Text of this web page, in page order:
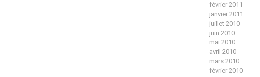
février 2011
janvier 2011
juillet 2010
juin 2010
mai 2010
avril 2010
mars 2010
février 2010